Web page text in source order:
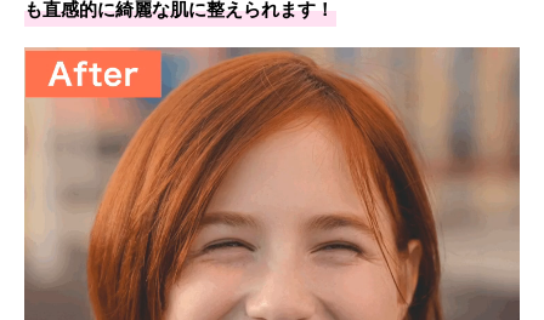
も直感的に綺麗な肌に整えられます！